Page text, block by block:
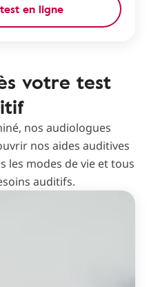
en ligne
votre test
nos audiologues
nos aides auditives
les modes de vie et tous
auditifs.